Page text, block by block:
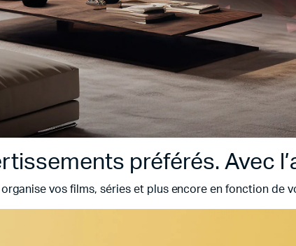
préférés. Avec
vos films, séries et plus encore en fonction de